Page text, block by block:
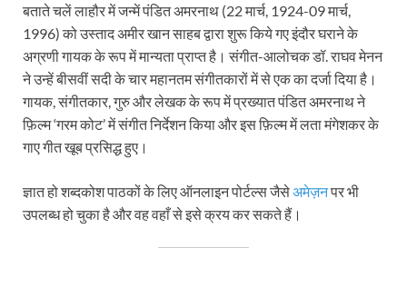
बताते चलें लाहौर में जन्में पंडित अमरनाथ (22 मार्च, 1924-09 मार्च,
1996) को उस्ताद अमीर खान साहब द्वारा शुरू किये गए इंदौर घराने के
अग्रणी गायक के रूप में मान्यता प्राप्त है। संगीत-आलोचक डॉ. राघव मेनन
ने उन्हें बीसवीं सदी के चार महानतम संगीतकारों में से एक का दर्जा दिया है।
गायक, संगीतकार, गुरु और लेखक के रूप में प्रख्यात पंडित अमरनाथ ने
फ़िल्म ‘गरम कोट’ में संगीत निर्देशन किया और इस फ़िल्म में लता मंगेशकर के
गाए गीत खूब प्रसिद्ध हुए।
ज्ञात हो शब्दकोश पाठकों के लिए ऑनलाइन पोर्टल्स जैसेअमेज़नपर भी
उपलब्ध हो चुका है और वह वहाँ से इसे क्रय कर सकते हैं।